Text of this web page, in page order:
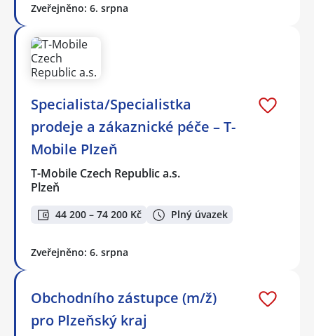
Zveřejněno: 6. srpna
Specialista/Specialistka
prodeje a zákaznické péče – T-
Mobile Plzeň
T-Mobile Czech Republic a.s.
Plzeň
44 200 – 74 200 Kč Plný úvazek
Zveřejněno: 6. srpna
Obchodního zástupce (m/ž)
pro Plzeňský kraj